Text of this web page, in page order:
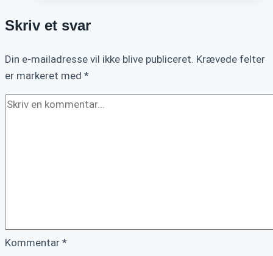
Lær
oprette
egen
hjemmeside
Skriv et svar
Din e-mailadresse vil ikke blive publiceret. Krævede felter
er markeret med *
Kommentar *